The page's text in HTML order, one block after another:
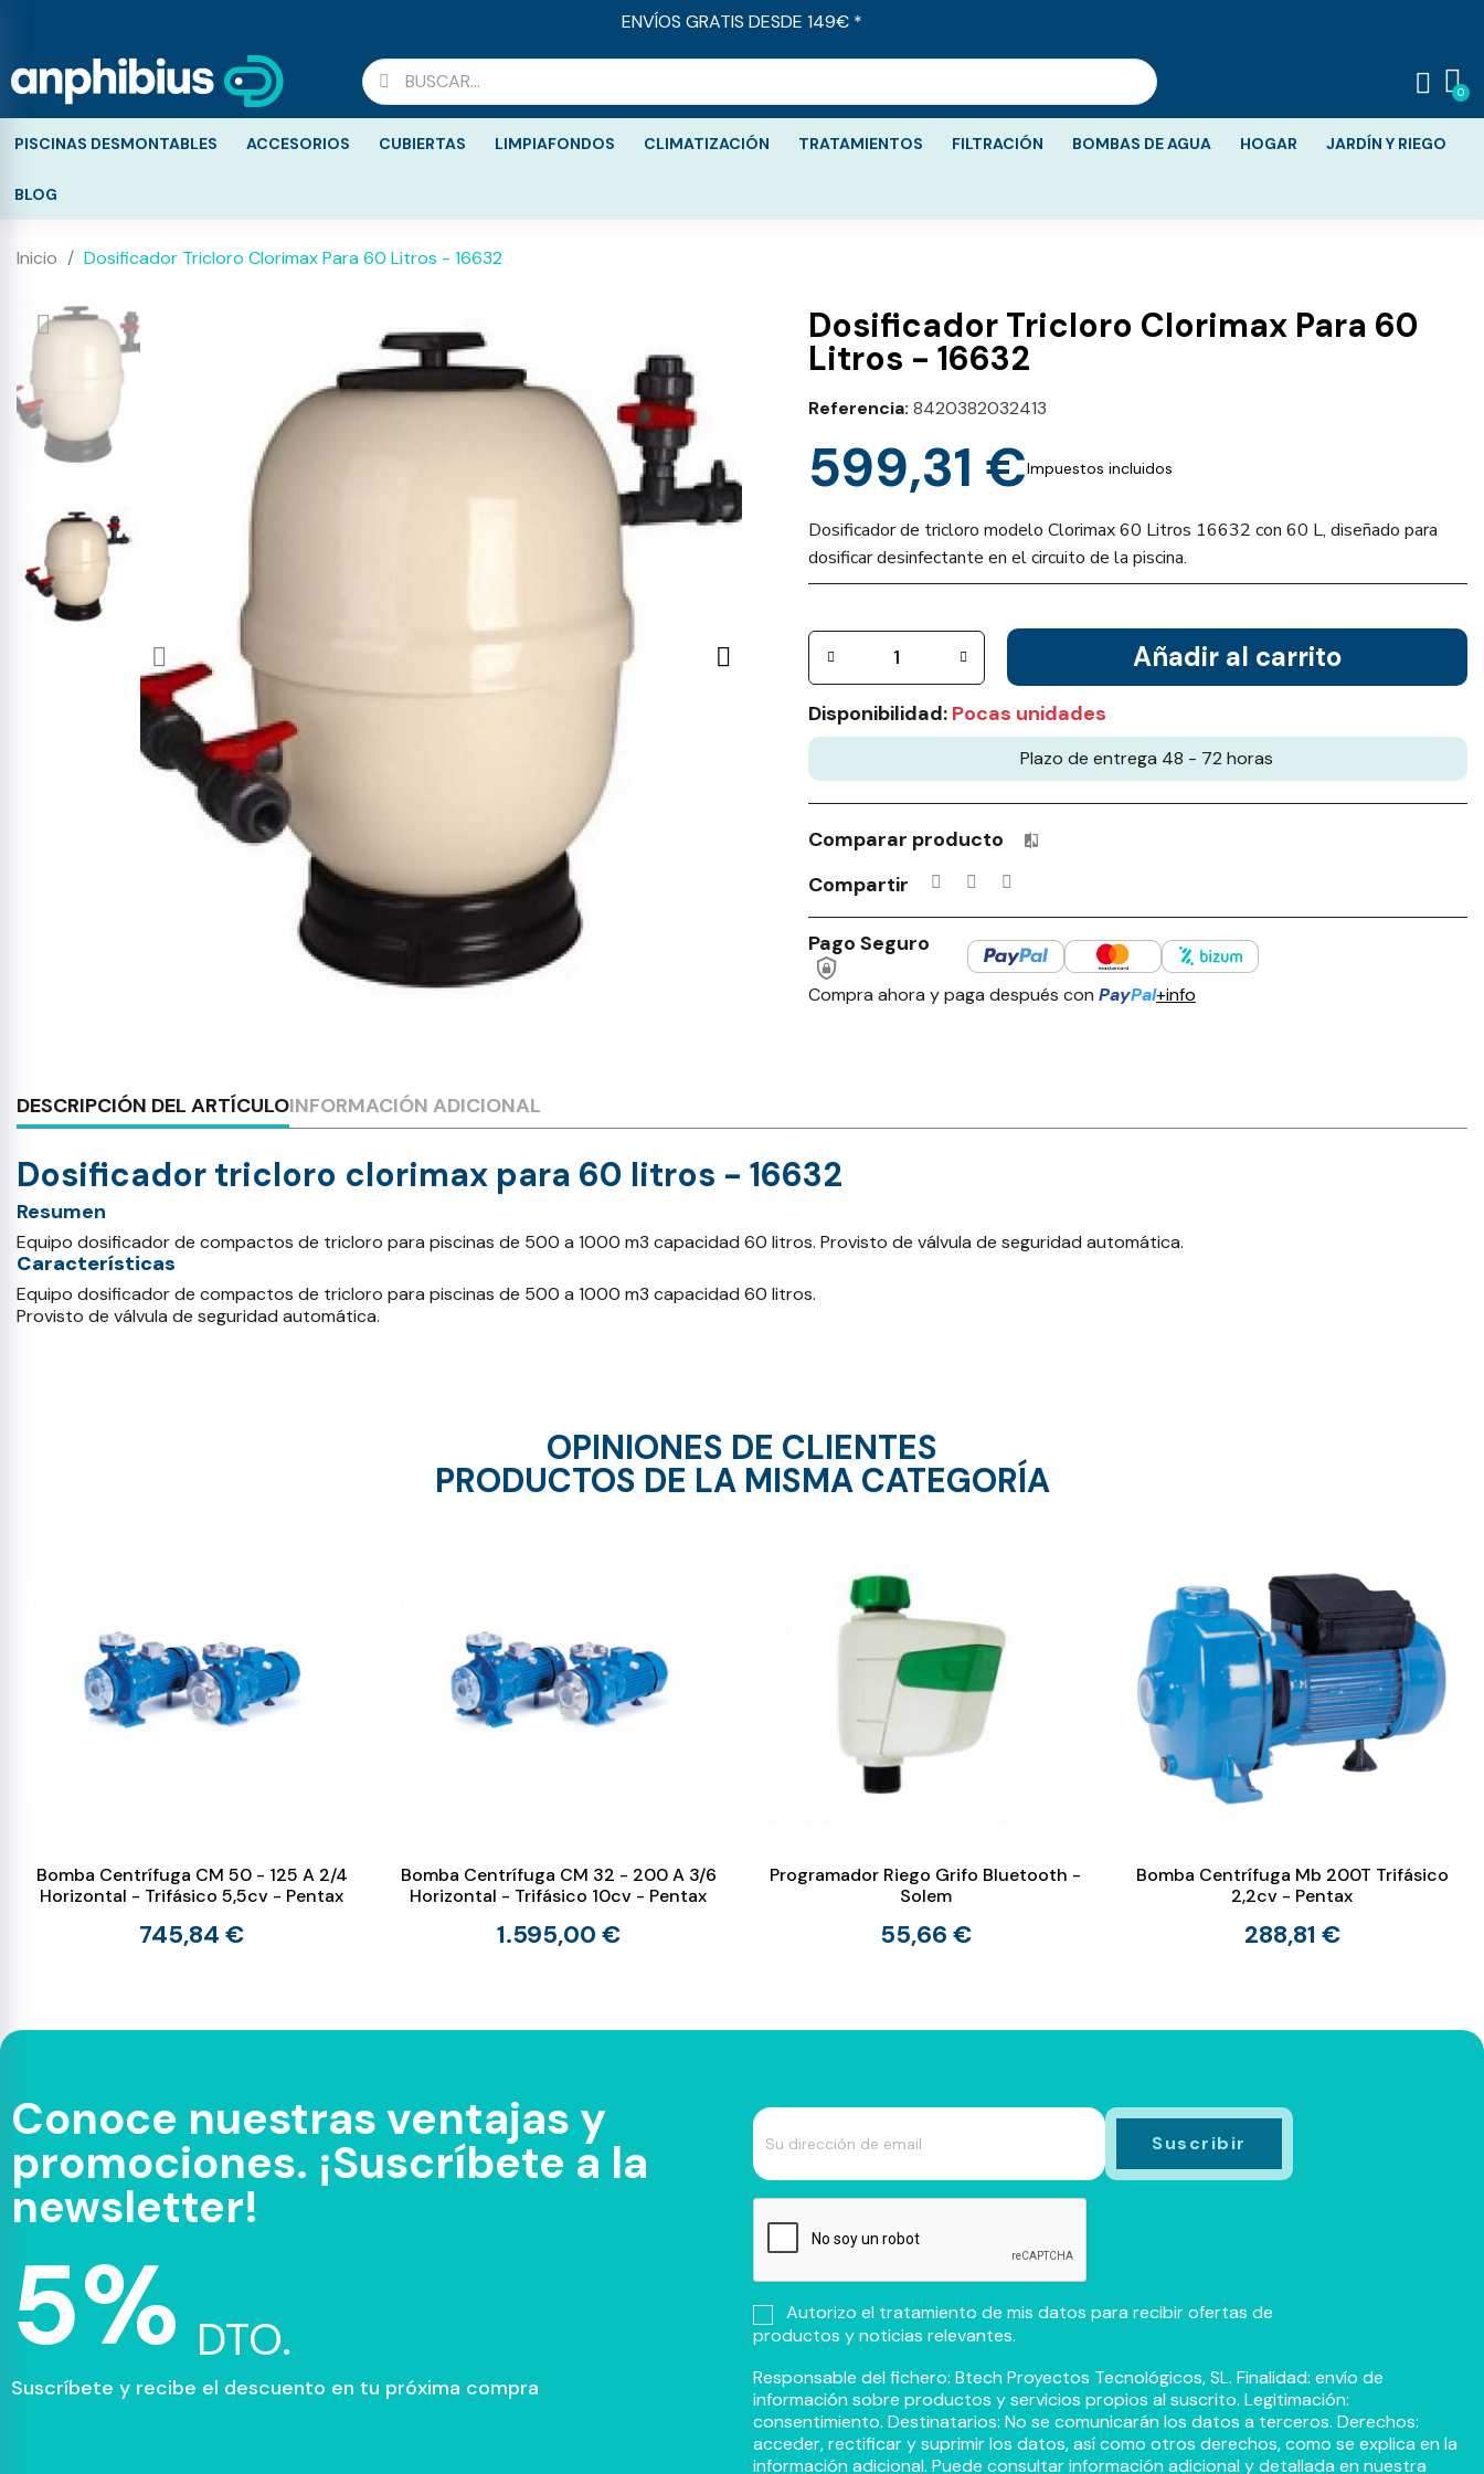
ENVÍOS GRATIS DESDE 149€ *
PISCINAS DESMONTABLES ACCESORIOS CUBIERTAS LIMPIAFONDOS CLIMATIZACIÓN TRATAMIENTOS FILTRACIÓN BOMBAS DE AGUA HOGAR JARDÍN Y RIEGO
BLOG
Inicio Dosificador Tricloro Clorimax Para 60 Litros - 16632
Dosificador Tricloro Clorimax Para 60
Litros - 16632
Referencia 8420382032413
599,31 €Impuestos incluidos
Dosificador de tricloro modelo Clorimax 60 Litros 16632 con 60 L, diseñado para
dosificar desinfectante en el circuito de la piscina.
Añadir al carrito
Disponibilidad: Pocas unidades
Plazo de entrega 48 - 72 horas
Comparar producto Productos incluidos en tu lista de comparación: 0 / 4
Compartir
Pago Seguro
Compra ahora y paga después con PayPal+info
DESCRIPCIÓN DEL ARTÍCULOINFORMACIÓN ADICIONAL
Dosificador tricloro clorimax para 60 litros - 16632
Resumen
Equipo dosificador de compactos de tricloro para piscinas de 500 a 1000 m3 capacidad 60 litros. Provisto de válvula de seguridad automática.
Características
Equipo dosificador de compactos de tricloro para piscinas de 500 a 1000 m3 capacidad 60 litros.
Provisto de válvula de seguridad automática.
OPINIONES DE CLIENTES
PRODUCTOS DE LA MISMA CATEGORÍA
Bomba Centrífuga CM 50 - 125 A 2/4
Horizontal - Trifásico 5,5cv - Pentax
745,84 €
Bomba Centrífuga CM 32 - 200 A 3/6
Horizontal - Trifásico 10cv - Pentax
1.595,00 €
Programador Riego Grifo Bluetooth -
Solem
55,66 €
Bomba Centrífuga Mb 200T Trifásico
2,2cv - Pentax
288,81 €
Conoce nuestras ventajas y
promociones. ¡Suscríbete a la
newsletter!
5% DTO.
Suscríbete y recibe el descuento en tu próxima compra
Autorizo el tratamiento de mis datos para recibir ofertas de
productos y noticias relevantes.
Responsable del fichero: Btech Proyectos Tecnológicos, SL. Finalidad: envío de
información sobre productos y servicios propios al suscrito. Legitimación:
consentimiento. Destinatarios: No se comunicarán los datos a terceros. Derechos:
acceder, rectificar y suprimir los datos, así como otros derechos, como se explica en la
información adicional. Puede consultar información adicional y detallada en nuestra